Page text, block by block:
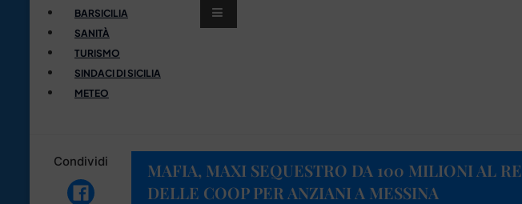
BARSICILIA
SANITÀ
TURISMO
SINDACI DI SICILIA
METEO
Condividi
MAFIA, MAXI SEQUESTRO DA 100 MILIONI AL RE
DELLE COOP PER ANZIANI A MESSINA